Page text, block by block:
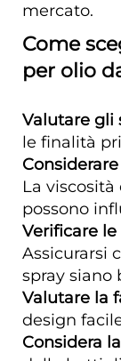
mercato.
Come
per olio
Valutare gli
le finalità
La
possono
Verificare
Assicurarsi
spray siano
Valutare la
design
Considera